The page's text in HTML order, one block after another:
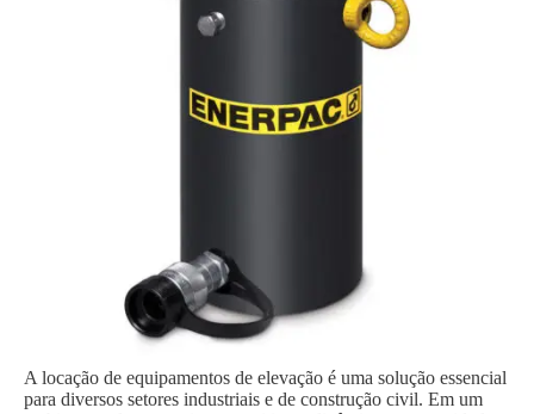
A locação de equipamentos de elevação é uma solução essencial
para diversos setores industriais e de construção civil. Em um